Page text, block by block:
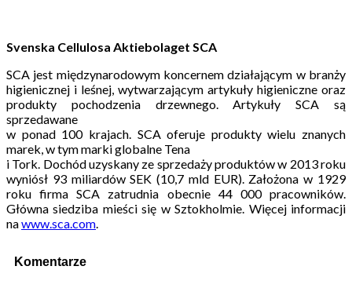
Svenska Cellulosa Aktiebolaget SCA
SCA jest międzynarodowym koncernem działającym w branży
higienicznej i leśnej, wytwarzającym artykuły higieniczne oraz
produkty pochodzenia drzewnego. Artykuły SCA są
sprzedawane
w ponad 100 krajach. SCA oferuje produkty wielu znanych
marek, w tym marki globalne Tena
i Tork. Dochód uzyskany ze sprzedaży produktów w 2013 roku
wyniósł 93 miliardów SEK (10,7 mld EUR). Założona w 1929
roku firma SCA zatrudnia obecnie 44 000 pracowników.
Główna siedziba mieści się w Sztokholmie. Więcej informacji
nawww.sca.com.
Komentarze